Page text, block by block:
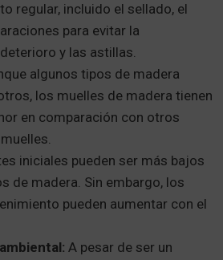
regular, incluido el sellado, el
para evitar la
y las astillas.
algunos tipos de madera
los muelles de madera tienen
en comparación con otros
iniciales pueden ser más bajos
de madera. Sin embargo, los
pueden aumentar con el
A pesar de ser un